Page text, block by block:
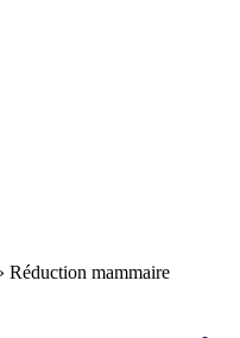
Réduction mammaire